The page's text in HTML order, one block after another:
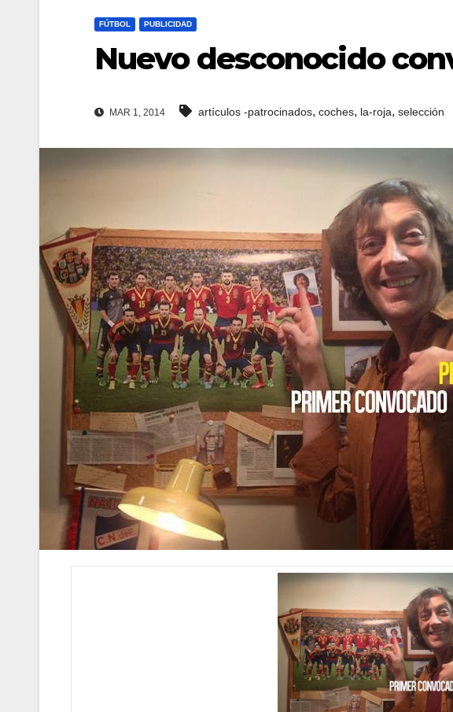
FÚTBOL PUBLICIDAD
Nuevo desconocido
MAR 1, 2014 artículos -patrocinados, coches, la-roja, selección